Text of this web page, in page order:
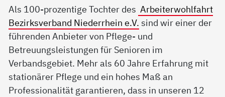
Als 100-prozentige Tochter des Arbeiterwohlfahrt
Bezirksverband Niederrhein e.V. sind wir einer der
führenden Anbieter von Pflege- und
Betreuungsleistungen für Senioren im
Verbandsgebiet. Mehr als 60 Jahre Erfahrung mit
stationärer Pflege und ein hohes Maß an
Professionalität garantieren, dass in unseren 12